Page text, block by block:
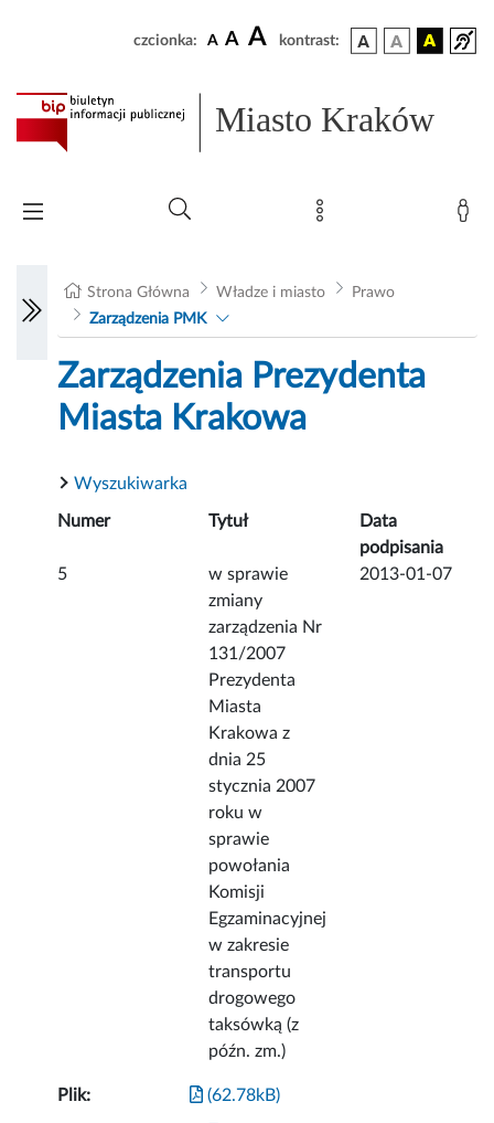
czcionka: A A A kontrast:
Miasto Kraków
Strona Główna Władze i miasto
Prawo
Zarządzenia PMK
Zarządzenia Prezydenta
Miasta Krakowa
Wyszukiwarka
Numer Tytuł
Data
podpisania
5
w sprawie
zmiany
zarządzenia Nr
131/2007
Prezydenta
Miasta
Krakowa z
dnia 25
stycznia 2007
roku w
sprawie
powołania
Komisji
Egzaminacyjnej
w zakresie
transportu
drogowego
taksówką (z
późn. zm.)
2013-01-07
Plik: (62.78kB)